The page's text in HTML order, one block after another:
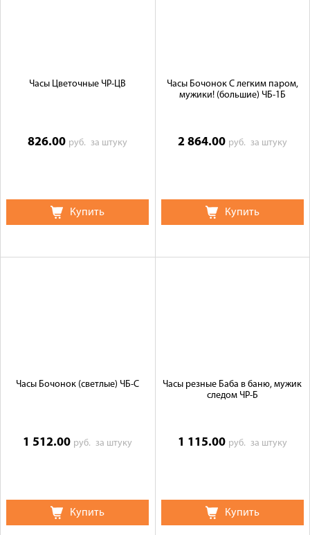
Часы Цветочные ЧР-ЦВ
826.00 руб.за штуку
Купить
Часы Бочонок С легким паром,
мужики! (большие) ЧБ-1Б
2 864.00 руб. за штуку
Купить
Часы Бочонок (светлые) ЧБ-С
1 512.00 руб.за штуку
Купить
Часы резные Баба в баню, мужик
следом ЧР-Б
1 115.00 руб. за штуку
Купить